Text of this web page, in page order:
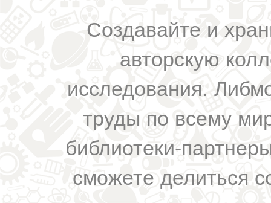
Создавайте и
авторскую
исследования.
труды по всему
библиотеки-
сможете делиться